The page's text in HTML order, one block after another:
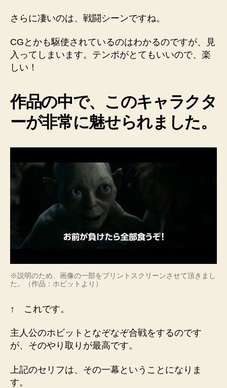
さらに凄いのは、戦闘シーンですね。
CGとかも駆使されているのはわかるのですが、見
入ってしまいます。テンポがとてもいいので、楽
しい！
作品の中で、このキャラクタ
ーが非常に魅せられました。
※説明のため、画像の一部をプリントスクリーンさせて頂きまし
た。（作品：ホビットより）
↑ これです。
主人公のホビットとなぞなぞ合戦をするのです
が、そのやり取りが最高です。
上記のセリフは、その一幕ということになりま
す。